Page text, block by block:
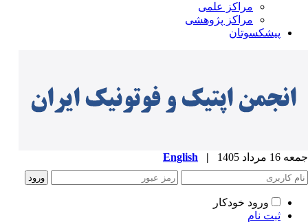
مراکز علمی
مراکز پژوهشی
پیشکسوتان
مرداد 1405 |
English
ورود خودکار
ثبت نام